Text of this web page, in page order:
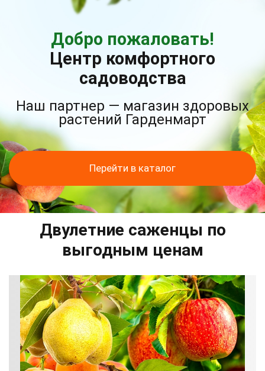
Добро пожаловать!
Центр комфортного
садоводства
Наш партнер — магазин здоровых
растений Гарденмарт
Перейти в каталог
Двулетние саженцы по
выгодным ценам